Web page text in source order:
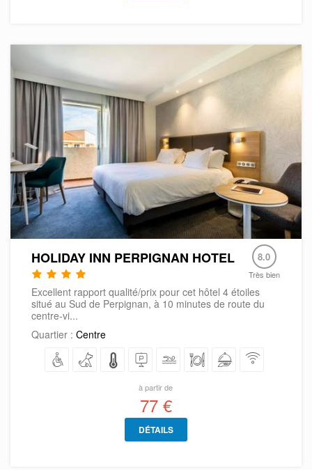
HOLIDAY INN PERPIGNAN HOTEL 8.0
Très bien
Excellent rapport qualité/prix pour cet hôtel 4 étoiles
situé au Sud de Perpignan, à 10 minutes de route du
centre-vi...
Quartier : Centre
à partir de
77 €
DÉTAILS